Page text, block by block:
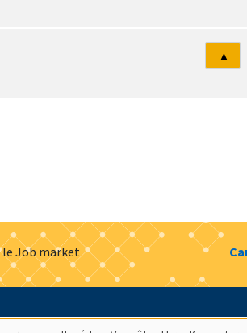
Tri
▲
le Job market
Gestion des cookies Intranet